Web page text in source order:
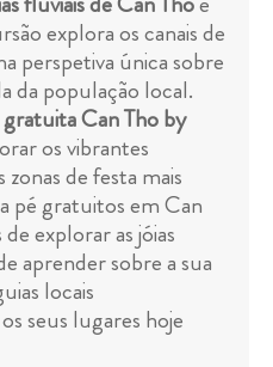
explora os canais de
perspetiva única sobre
da população local.
Can Tho by
os vibrantes
de festa mais
pé gratuitos em Can
explorar as jóias
aprender sobre a sua
locais
seus lugares hoje